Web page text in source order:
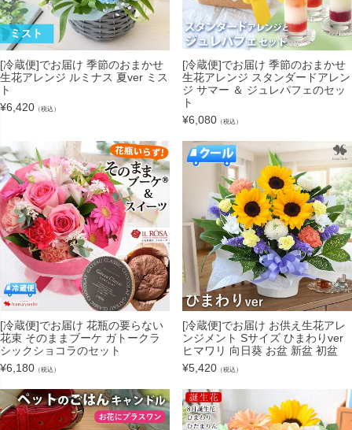
[冷蔵便]でお届け 季節のおまかせ
生花アレンジ ルミナス 夏ver ミス
ト
¥6,420 （税込）
[冷蔵便]でお届け 季節のおまかせ
生花アレンジ スタンダードアレン
ジ サマー ＆ ジュレパフェのセッ
ト
¥6,080 （税込）
[冷蔵便]でお届け 花瓶の要らない
花束 そのままブーケ ガトークラ
シックショコラのセット
¥6,180 （税込）
[冷蔵便]でお届け お供え生花アレ
ンジメント Sサイズ ひまわりver
ヒマワリ 向日葵 お盆 新盆 初盆
¥5,420 （税込）